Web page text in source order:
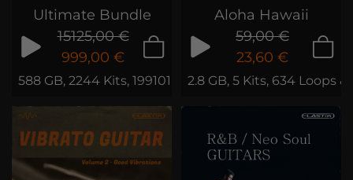
Ultimate Bundle
15125,00 €
999,00 €
588 GB, 2244 Kits, 199101 Loops & Phrases
Aloha Hawaii
59,00 €
23,60 €
2.8 GB, 5 Kits, 634 Loops &